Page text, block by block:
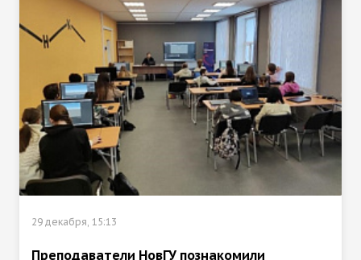
29 декабря, 15:13
Преподаватели НовГУ познакомили